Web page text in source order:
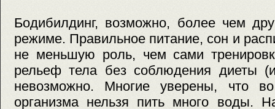
Бодибилдинг, возможно, более чем
режиме. Правильное питание, сон и
не меньшую роль, чем сами
рельеф тела без соблюдения диеты
невозможно. Многие уверены, что
организма нельзя пить много воды.